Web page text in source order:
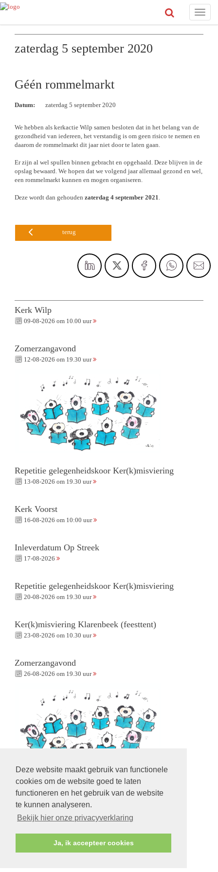
Deze website maakt gebruik van functionele
cookies om de website goed te laten
functioneren en het gebruik van de website
te kunnen analyseren.
Bekijk hier onze privacyverklaring
Ja, ik accepteer cookies
Toggle
zaterdag 5 september 2020
Géén rommelmarkt
Datum: zaterdag 5 september 2020
We hebben als kerkactie Wilp samen besloten dat in het belang van de
gezondheid van iedereen, het verstandig is om geen risico te nemen en
daarom de rommelmarkt dit jaar niet door te laten gaan.
Er zijn al wel spullen binnen gebracht en opgehaald. Deze blijven in de
opslag bewaard. We hopen dat we volgend jaar allemaal gezond en wel,
een rommelmarkt kunnen en mogen organiseren.
Deze wordt dan gehouden zaterdag 4 september 2021.
terug
Kerk Wilp
09-08-2026 om 10.00 uur
Zomerzangavond
12-08-2026 om 19.30 uur
Repetitie gelegenheidskoor Ker(k)misviering
13-08-2026 om 19.30 uur
Kerk Voorst
16-08-2026 om 10:00 uur
Inleverdatum Op Streek
17-08-2026
Repetitie gelegenheidskoor Ker(k)misviering
20-08-2026 om 19.30 uur
Ker(k)misviering Klarenbeek (feesttent)
23-08-2026 om 10.30 uur
Zomerzangavond
26-08-2026 om 19.30 uur